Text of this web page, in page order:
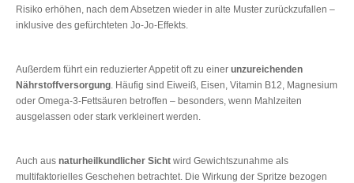
Risiko erhöhen, nach dem Absetzen wieder in alte Muster zurückzufallen –
inklusive des gefürchteten Jo-Jo-Effekts.
Außerdem führt ein reduzierter Appetit oft zu einer unzureichenden
Nährstoffversorgung . Häufig sind Eiweiß, Eisen, Vitamin B12, Magnesium
oder Omega-3-Fettsäuren betroffen – besonders, wenn Mahlzeiten
ausgelassen oder stark verkleinert werden.
Auch aus naturheilkundlicher Sicht wird Gewichtszunahme als
multifaktorielles Geschehen betrachtet. Die Wirkung der Spritze bezogen